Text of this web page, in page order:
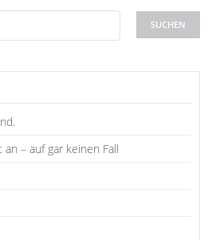
– auf gar keinen Fall